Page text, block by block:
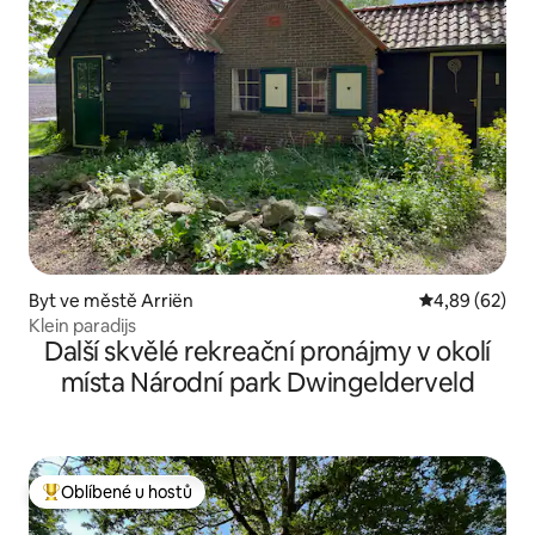
Byt ve městě Arriën Průměrné
4,89 (62)
Klein paradijs
Další skvělé rekreační pronájmy v okolí
místa Národní park Dwingelderveld
Nejlepší v kategorii Oblíbené u hostů
Oblíbené u hostů